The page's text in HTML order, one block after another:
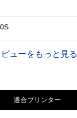
ビューをもっと見る